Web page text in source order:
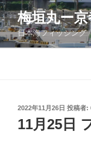
コ
ン
テ
ン
梅垣丸ー
日本海フィッシン
投
稿
日:
2022年11月26日 投稿者:
11月25日